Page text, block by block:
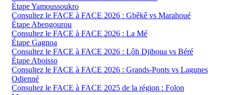
Étape Yamoussoukro
Consultez le FACE à FACE 2026 : Gbêkê vs Marahoué
Étape Abengourou
Consultez le FACE à FACE 2026 : La Mé
Étape Gagnoa
Consultez le FACE à FACE 2026 : Lôh Djiboua vs Béré
Étape Aboisso
Consultez le FACE à FACE 2026 : Grands-Ponts vs Lagunes
Odienné
Consultez le FACE à FACE 2025 de la région : Folon